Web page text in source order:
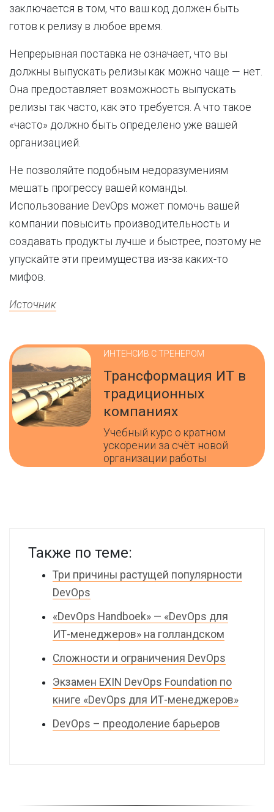
заключается в том, что ваш код должен быть
готов к релизу в любое время.
Непрерывная поставка не означает, что вы
должны выпускать релизы как можно чаще — нет.
Она предоставляет возможность выпускать
релизы так часто, как это требуется. А что такое
«часто» должно быть определено уже вашей
организацией.
Не позволяйте подобным недоразумениям
мешать прогрессу вашей команды.
Использование DevOps может помочь вашей
компании повысить производительность и
создавать продукты лучше и быстрее, поэтому не
упускайте эти преимущества из-за каких-то
мифов.
Источник
ИНТЕНСИВ С ТРЕНЕРОМ
Трансформация ИТ в
традиционных
компаниях
Учебный курс о кратном
ускорении за счёт новой
организации работы
Также по теме:
Три причины растущей популярности
DevOps
«DevOps Handboek» — «DevOps для
ИТ-менеджеров» на голландском
Сложности и ограничения DevOps
Экзамен EXIN DevOps Foundation по
книге «DevOps для ИТ-менеджеров»
DevOps – преодоление барьеров